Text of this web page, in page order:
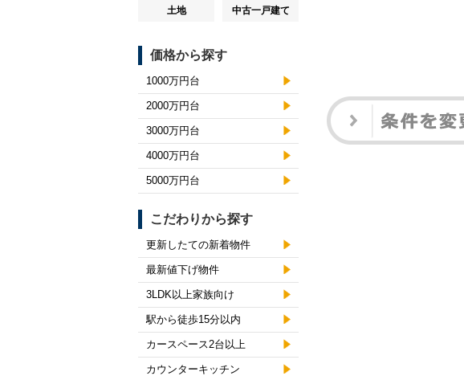
土地 中古一戸建て
価格から探す
1000万円台
2000万円台
3000万円台
4000万円台
5000万円台
こだわりから探す
更新したての新着物件
最新値下げ物件
3LDK以上家族向け
駅から徒歩15分以内
カースペース2台以上
カウンターキッチン